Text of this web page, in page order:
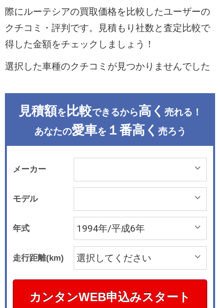
際にルーテシアの買取価格を比較したユーザーの
クチコミ・評判です。見積もり社数と査定比較で
得した金額をチェックしましょう！
選択した車種のクチコミが見つかりませんでした
見積額を 比較できるから高く 売れる！
あなたの愛車を １番高く 売ろう
メーカー
モデル
年式
走行距離(km)
カンタンWEB申込みスタート